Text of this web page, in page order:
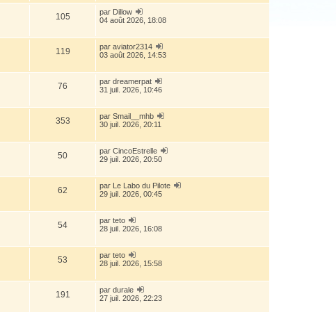
105 par Dillow
04 août 2026, 18:08
119 par aviator2314
03 août 2026, 14:53
76 par dreamerpat
31 juil. 2026, 10:46
353 par Smail__mhb
30 juil. 2026, 20:11
50 par CincoEstrelle
29 juil. 2026, 20:50
62 par Le Labo du Pilote
29 juil. 2026, 00:45
54 par teto
28 juil. 2026, 16:08
53 par teto
28 juil. 2026, 15:58
191 par durale
27 juil. 2026, 22:23